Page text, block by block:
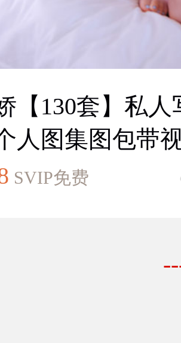
【130套】私人
人图集图包带
SVIP免费